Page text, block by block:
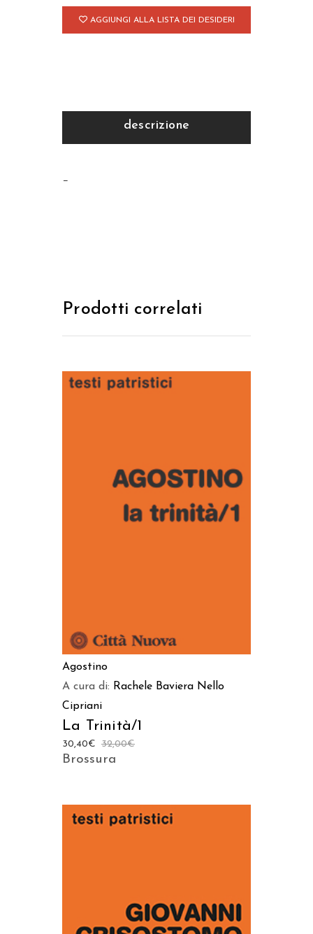
AGGIUNGI ALLA LISTA DEI DESIDERI
descrizione
–
Prodotti correlati
AGGIUNGI AL CARRELLO
Agostino
A cura di: Rachele Baviera Nello
Cipriani
La Trinità/1
32,00€
30,40€
Brossura